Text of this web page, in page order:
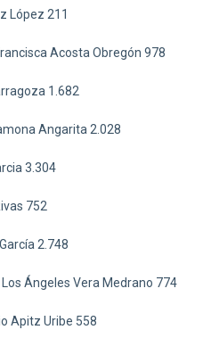
López 211
Acosta Obregón 978
1.682
Angarita 2.028
3.304
752
2.748
Ángeles Vera Medrano 774
Apitz Uribe 558